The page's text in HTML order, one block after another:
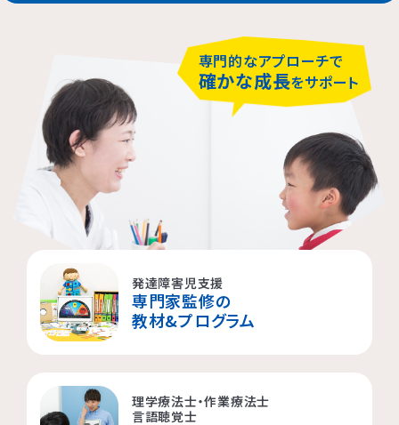
専門的なアプローチで
確かな成長をサポート
発達障害児支援
専門家監修の
教材&プログラム
理学療法士・作業療法士
言語聴覚士
LITALICOジュニア
茨城エリアの教室一覧
児童発達支援
LITALICOジュニア
埼玉エリアの教室一覧
朝霞市
LITALICOジュニア
千葉エリアの教室一覧
浦安市
LITALICOジュニア
東京エリアの教室一覧
豊島区
LITALICOジュニア
神奈川エリアの教室一覧
横浜市港北区
LITALICOジュニア
愛知エリアの教室一覧
名古屋市北区
LITALICOジュニア
静岡エリアの教室一覧
児童発達支援
LITALICOジュニア
三重エリアの教室一覧
放課後等デイサービス
LITALICOジュニア
大阪エリアの教室一覧
大阪市住之江区
LITALICOジュニア
兵庫エリアの教室一覧
神戸市垂水区
LITALICOジュニア
京都エリアの教室一覧
京都市東山区
LITALICOジュニア
奈良エリアの教室一覧
北葛城郡王寺町
LITALICOジュニア
宮城エリアの教室一覧
児童発達支援
LITALICOジュニア
広島エリアの教室一覧
児童発達支援
LITALICOジュニア
福岡エリアの教室一覧
福岡市城南区